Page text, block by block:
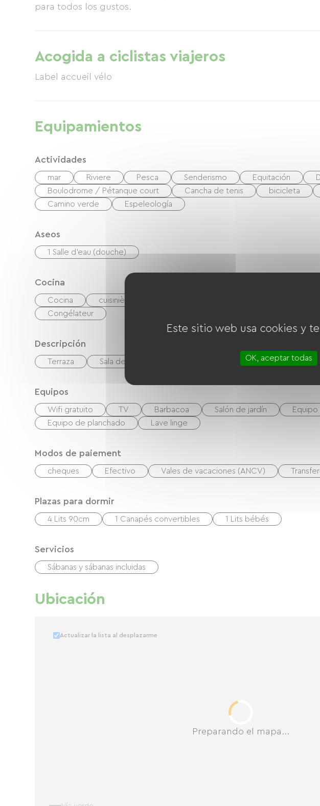
para todos los gustos.
Acogida a ciclistas viajeros
Label accueil vélo
Equipamientos
Actividades
mar Riviere Pesca Senderismo Equitación
Boulodrome / Pétanque court
Cancha de tenis bicicleta
Camino verde
Espeleología
Aseos
1 Salle d'eau (douche)
Cocina
Cocina cuisinière
Congélateur
Descripción
Terraza Sala de estar / Salón
Equipos
Wifi gratuito TV Barbacoa Salón de jardín
Equipo de planchado
Lave linge
Modos de paiement
cheques Efectivo Vales de vacaciones (ANCV)
Plazas para dormir
4 Lits 90cm 1 Canapés convertibles 1 Lits bébés
Servicios
Sábanas y sábanas incluidas
Ubicación
Preparando el mapa...
Actualizar la lista al desplazarme
Este sitio web usa cookies y
OK, aceptar todas